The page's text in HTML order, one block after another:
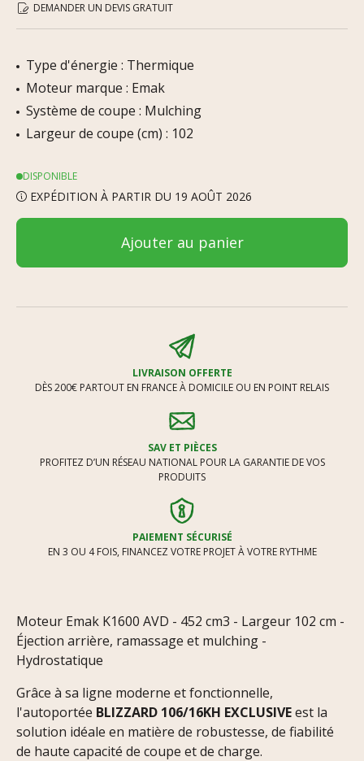
DEMANDER UN DEVIS GRATUIT
Type d'énergie : Thermique
Moteur marque : Emak
Système de coupe : Mulching
Largeur de coupe (cm) : 102
DISPONIBLE
EXPÉDITION À PARTIR DU 19 AOÛT 2026
Ajouter au panier
LIVRAISON OFFERTE
DÈS 200€ PARTOUT EN FRANCE À DOMICILE OU EN POINT RELAIS
SAV ET PIÈCES
PROFITEZ D’UN RÉSEAU NATIONAL POUR LA GARANTIE DE VOS
PRODUITS
PAIEMENT SÉCURISÉ
EN 3 OU 4 FOIS, FINANCEZ VOTRE PROJET À VOTRE RYTHME
Moteur Emak K1600 AVD - 452 cm3 - Largeur 102 cm -
Éjection arrière, ramassage et mulching -
Hydrostatique
Grâce à sa ligne moderne et fonctionnelle,
l'autoportée BLIZZARD 106/16KH EXCLUSIVEest la
solution idéale en matière de robustesse, de fiabilité
de haute capacité de coupe et de charge.